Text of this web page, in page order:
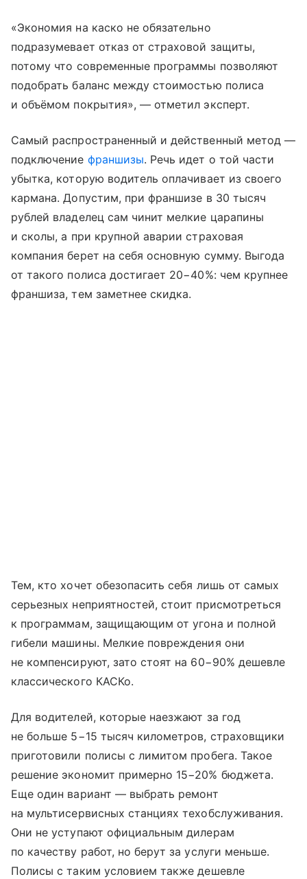
«Экономия на каско не обязательно
подразумевает отказ от страховой защиты,
потому что современные программы позволяют
подобрать баланс между стоимостью полиса
и объёмом покрытия», — отметил эксперт.
Самый распространенный и действенный метод —
подключение франшизы. Речь идет о той части
убытка, которую водитель оплачивает из своего
кармана. Допустим, при франшизе в 30 тысяч
рублей владелец сам чинит мелкие царапины
и сколы, а при крупной аварии страховая
компания берет на себя основную сумму. Выгода
от такого полиса достигает 20−40%: чем крупнее
франшиза, тем заметнее скидка.
Тем, кто хочет обезопасить себя лишь от самых
серьезных неприятностей, стоит присмотреться
к программам, защищающим от угона и полной
гибели машины. Мелкие повреждения они
не компенсируют, зато стоят на 60−90% дешевле
классического КАСКо.
Для водителей, которые наезжают за год
не больше 5−15 тысяч километров, страховщики
приготовили полисы с лимитом пробега. Такое
решение экономит примерно 15−20% бюджета.
Еще один вариант — выбрать ремонт
на мультисервисных станциях техобслуживания.
Они не уступают официальным дилерам
по качеству работ, но берут за услуги меньше.
Полисы с таким условием также дешевле